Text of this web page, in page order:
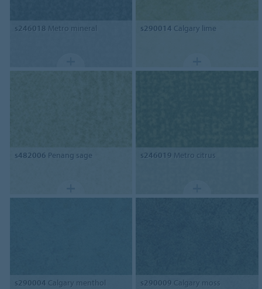
s246018 Metro mineral s290014 Calgary lime
s482006 Penang sage s246019 Metro citrus
s290004 Calgary menthol s290009 Calgary moss